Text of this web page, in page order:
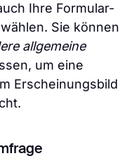
Ihre Formular-
Sie können
allgemeine
um eine
Erscheinungsbild